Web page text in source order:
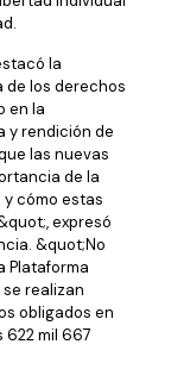
la
de los derechos
en la
y rendición de
las nuevas
de la
cómo estas
expresó
&quot;No
Plataforma
realizan
obligados en
622 mil 667